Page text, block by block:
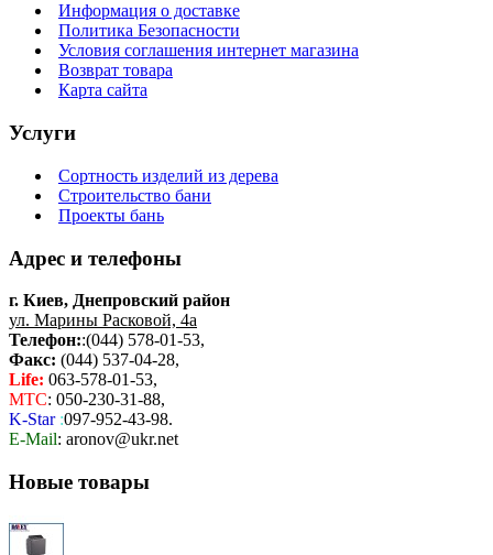
Информация о доставке
Политика Безопасности
Условия соглашения интернет магазина
Возврат товара
Карта сайта
Услуги
Сортность изделий из дерева
Строительство бани
Проекты бань
Адрес и телефоны
г. Киев, Днепровский район
ул. Марины Расковой, 4а
Телефон::(044) 578-01-53,
Факс: (044) 537-04-28,
Life: 063-578-01-53,
МТС: 050-230-31-88,
K-Star:097-952-43-98.
E-Mail: aronov@ukr.net
Новые товары